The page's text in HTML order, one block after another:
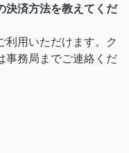
決済方法を教えてくだ
利用いただけます。ク
事務局までご連絡くだ